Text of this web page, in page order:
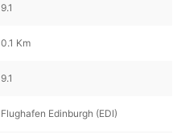
9.1
0.1 Km
9.1
Flughafen Edinburgh (EDI)